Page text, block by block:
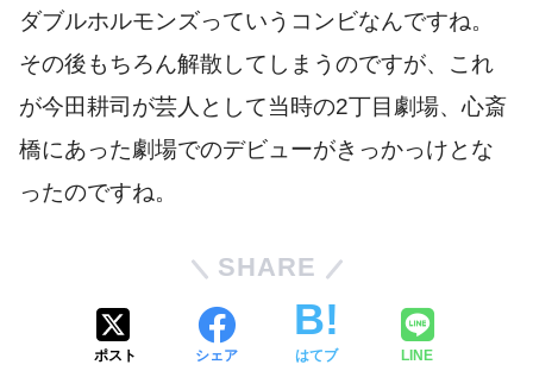
ダブルホルモンズっていうコンビなんですね。
その後もちろん解散してしまうのですが、これ
が今田耕司が芸人として当時の2丁目劇場、心斎
橋にあった劇場でのデビューがきっかっけとな
ったのですね。
SHARE
ポスト シェア はてブ LINE